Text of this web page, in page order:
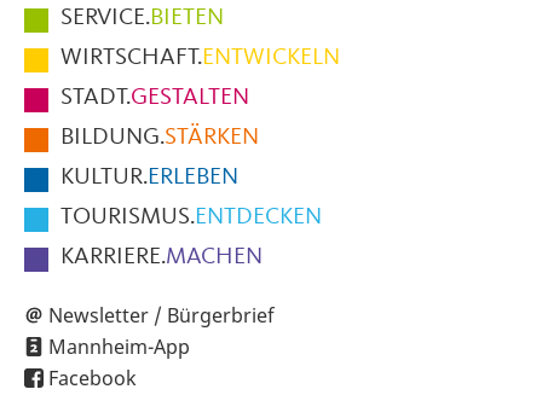
Hauptmenüpunkte
im
Fußbereich
der
Seite
SERVICE.BIETEN
WIRTSCHAFT.ENTWICKELN
STADT.GESTALTEN
BILDUNG.STÄRKEN
KULTUR.ERLEBEN
TOURISMUS.ENTDECKEN
KARRIERE.MACHEN
Newsletter / Bürgerbrief
Mannheim-App
Facebook